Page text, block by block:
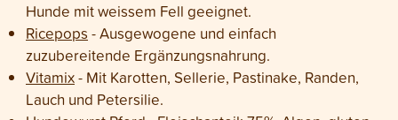
Hunde mit weissem Fell geeignet.
Ricepops - Ausgewogene und einfach
zuzubereitende Ergänzungsnahrung.
Vitamix- Mit Karotten, Sellerie, Pastinake, Randen,
Lauch und Petersilie.